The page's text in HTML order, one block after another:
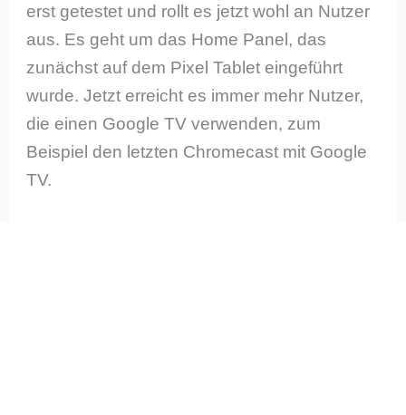
erst getestet und rollt es jetzt wohl an Nutzer
aus. Es geht um das Home Panel, das
zunächst auf dem Pixel Tablet eingeführt
wurde. Jetzt erreicht es immer mehr Nutzer,
die einen Google TV verwenden, zum
Beispiel den letzten Chromecast mit Google
TV.